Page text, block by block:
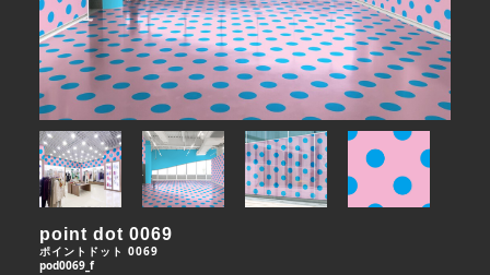
point dot 0069
ポイントドット 0069
pod0069_f